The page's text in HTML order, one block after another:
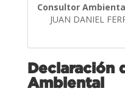
Consultor
JUAN DANIEL
Declaración
Ambiental